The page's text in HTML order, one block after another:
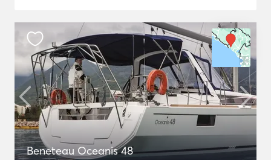
Beneteau Oceanis 48